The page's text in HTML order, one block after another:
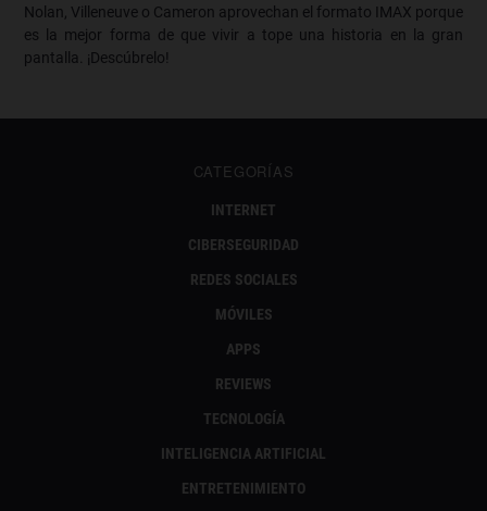
Nolan, Villeneuve o Cameron aprovechan el formato IMAX porque
es la mejor forma de que vivir a tope una historia en la gran
pantalla. ¡Descúbrelo!
CATEGORÍAS
INTERNET
CIBERSEGURIDAD
REDES SOCIALES
MÓVILES
APPS
REVIEWS
TECNOLOGÍA
INTELIGENCIA ARTIFICIAL
ENTRETENIMIENTO